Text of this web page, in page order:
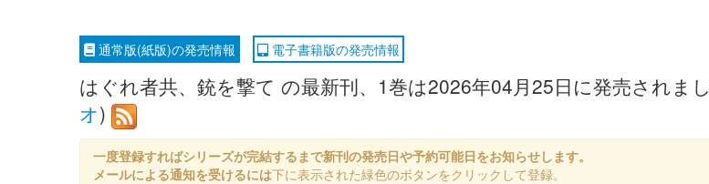
通常版(紙版)の発売情報 電子書籍版の発売情報
はぐれ者共、銃を撃て の最新刊、1巻は2026年04月25日に発売されま
オ)
一度登録すればシリーズが完結するまで新刊の発売日や予約可能日をお知らせします。
メールによる通知を受けるには下に表示された緑色のボタンをクリックして登録。